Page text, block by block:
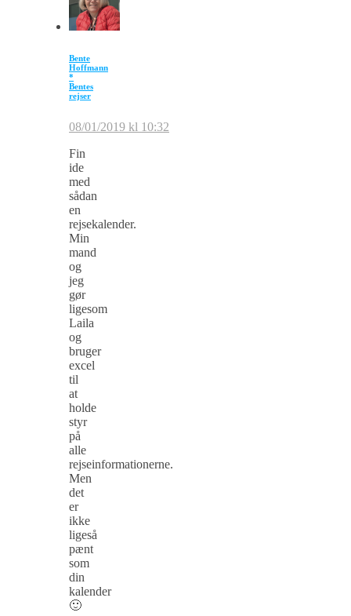
Bente
Hoffmann
*
Bentes
rejser
08/01/2019 kl 10:32
Fin
ide
med
sådan
en
rejsekalender.
Min
mand
og
jeg
gør
ligesom
Laila
og
bruger
excel
til
at
holde
styr
på
alle
rejseinformationerne.
Men
det
er
ikke
ligeså
pænt
som
din
kalender
🙂